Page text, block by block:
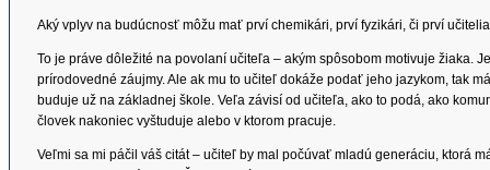
Aký vplyv na budúcnosť môžu mať prví chemikári, prví fyzikári, či prví
To je práve dôležité na povolaní učiteľa – akým spôsobom motivuje žiaka.
prírodovedné záujmy. Ale ak mu to učiteľ dokáže podať jeho jazykom, tak
buduje už na základnej škole. Veľa závisí od učiteľa, ako to podá, ako
človek nakoniec vyštuduje alebo v ktorom pracuje.
Veľmi sa mi páčil váš citát – učiteľ by mal počúvať mladú generáciu, ktorá